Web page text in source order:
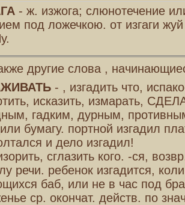
- ж. изжога; слюнотечение
под ложечкою. от изгаги
другие слова ,
- , изгадить что,
исказить, измарать,
гадким, дурным,
бумагу. портной изгадил
и дело изгадил!
сглазить кого. -ся,
речи. ребенок изгадится,
баб, или не в час под
ср. окончат. действ. по